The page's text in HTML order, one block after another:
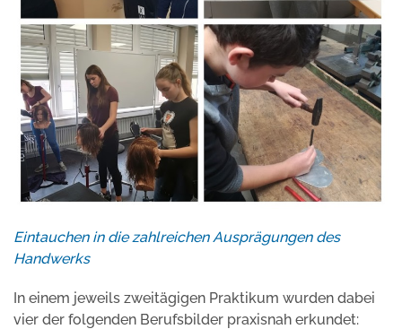
Eintauchen in die zahlreichen Ausprägungen des
Handwerks
In einem jeweils zweitägigen Praktikum wurden dabei
vier der folgenden Berufsbilder praxisnah erkundet: